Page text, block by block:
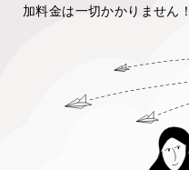
加料金は一切かかりません！